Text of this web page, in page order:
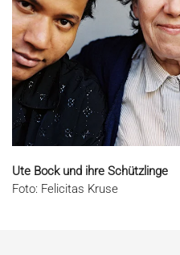
Ute Bock und ihre Schützlinge
Foto: Felicitas Kruse